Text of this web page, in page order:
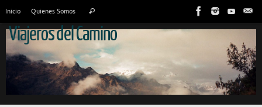
Inicio Quienes Somos
Viajeros del Camino